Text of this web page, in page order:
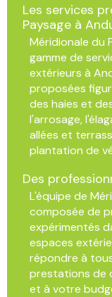
Les services
Paysage à
Méridionale du
gamme de
extérieurs à
proposées
des haies et
l'arrosage,
allées et
plantation de
Des
L'équipe de
composée de
expérimentés
espaces
répondre à
prestations de
et à votre